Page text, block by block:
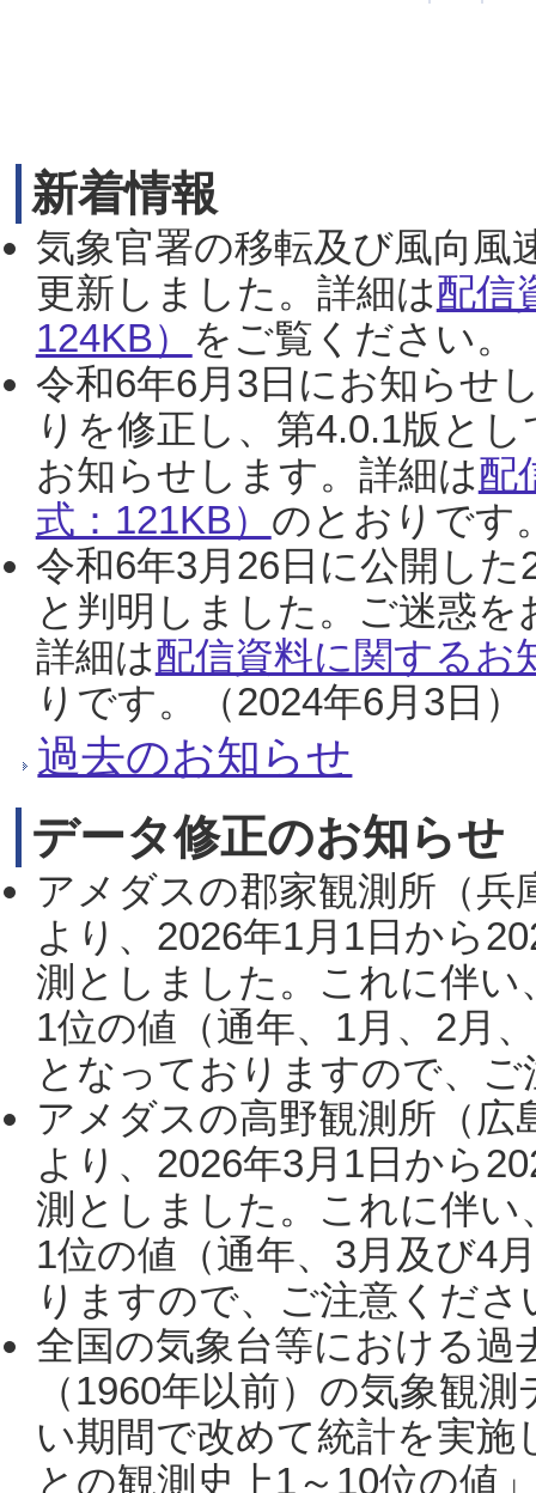
新着情報
気象官署の移転及び風向風
更新しました。詳細は配信
124KB） をご覧ください。
令和6年6月3日にお知らせ
りを修正し、第4.0.1版と
お知らせします。詳細は配
式：121KB） のとおりです
令和6年3月26日に公開し
と判明しました。ご迷惑
詳細は配信資料に関するお
りです。（2024年6月3日）
過去のお知らせ
データ修正のお知らせ
アメダスの郡家観測所（
より、2026年1月1日から
測としました。これに伴い
1位の値（通年、1月、2月
となっておりますので、
アメダスの高野観測所（
より、2026年3月1日から
測としました。これに伴い
1位の値（通年、3月及び4
りますので、ご注意くだ
全国の気象台等における過
（1960年以前）の気象観
い期間で改めて統計を実
との観測史上1～10位の値